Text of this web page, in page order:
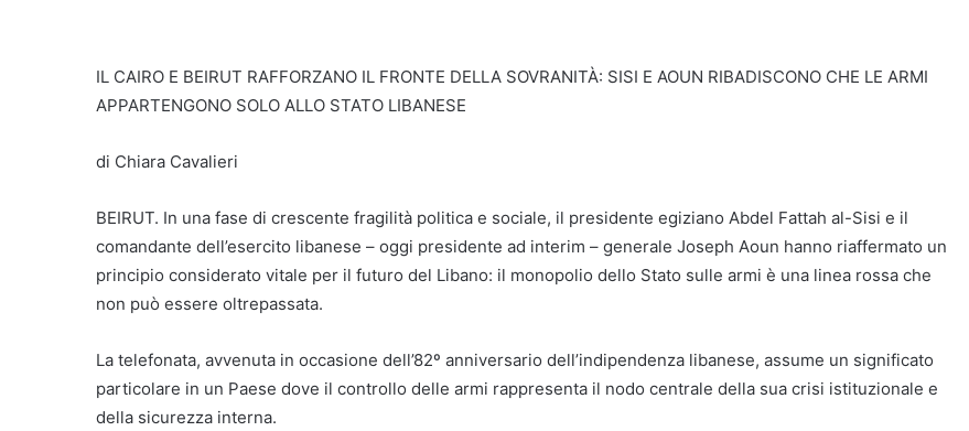
IL CAIRO E BEIRUT RAFFORZANO IL FRONTE DELLA SOVRANITÀ: SISI E AOUN RIBADISCONO CHE LE ARMI
APPARTENGONO SOLO ALLO STATO LIBANESE
di Chiara Cavalieri
BEIRUT. In una fase di crescente fragilità politica e sociale, il presidente egiziano Abdel Fattah al-Sisi e il
comandante dell’esercito libanese – oggi presidente ad interim – generale Joseph Aoun hanno riaffermato un
principio considerato vitale per il futuro del Libano: il monopolio dello Stato sulle armi è una linea rossa che
non può essere oltrepassata.
La telefonata, avvenuta in occasione dell’82º anniversario dell’indipendenza libanese, assume un significato
particolare in un Paese dove il controllo delle armi rappresenta il nodo centrale della sua crisi istituzionale e
della sicurezza interna.